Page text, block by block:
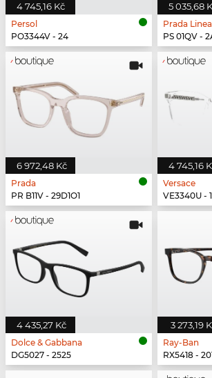
4 745,16 Kč
Persol
PO3344V - 24
5 035,68
Prada
PS 01QV -
6 972,48 Kč
Prada
PR B11V - 29D1O1
4 745,16
Versace
VE3340U -
4 435,27 Kč
Dolce & Gabbana
DG5027 - 2525
3 273,19
Ray-Ban
RX5418 -